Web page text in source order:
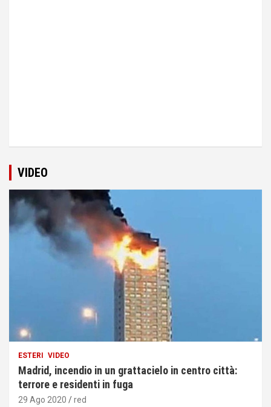
VIDEO
ESTERI VIDEO
Madrid, incendio in un grattacielo in centro città:
terrore e residenti in fuga
29 Ago 2020 red